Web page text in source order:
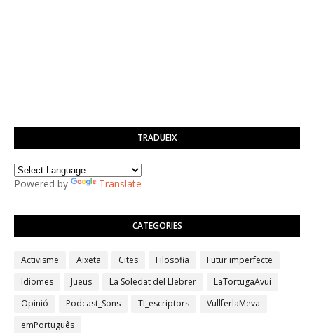
TRADUEIX
Powered by Translate
CATEGORIES
Activisme Aixeta Cites Filosofia
Futur imperfecte
Idiomes
Jueus La Soledat del Llebrer
LaTortugaAvui
Opinió
Podcast_Sons TI_escriptors
VullferlaMeva
emPortuguês